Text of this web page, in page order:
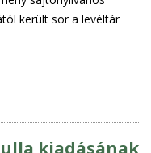
került sor a levéltár
kiadásának